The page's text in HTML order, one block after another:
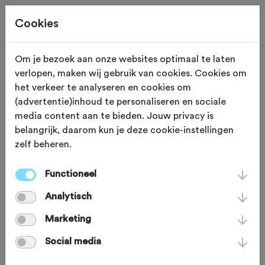
ONS WERK Gewijzigd op 25 april 2025
Op 1 en 2 juli gaat de
Afsluitdijk voor fietsers
open. Hét moment
voor Rondje IJsselmeer
Zaterdag 1 en zondag 2 juli gaat de
Cookies
Om je bezoek aan onze websites optimaal te laten
verlopen, maken wij gebruik van cookies. Cookies om
het verkeer te analyseren en cookies om
(advertentie)inhoud te personaliseren en sociale
media content aan te bieden. Jouw privacy is
belangrijk, daarom kun je deze cookie-instellingen
zelf beheren.
Functioneel
Analytisch
Marketing
Social media